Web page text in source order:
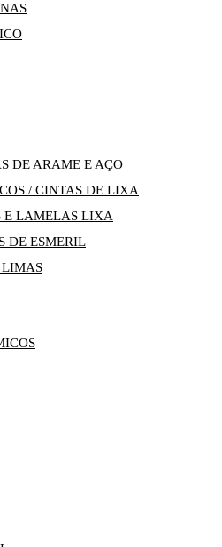
DE ARAME E AÇO
/ CINTAS DE LIXA
E LAMELAS LIXA
DE ESMERIL
LIMAS